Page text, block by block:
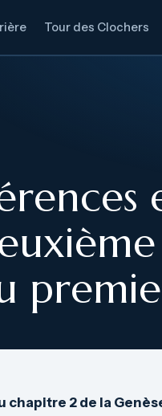
Tour des Clochers
2 de la